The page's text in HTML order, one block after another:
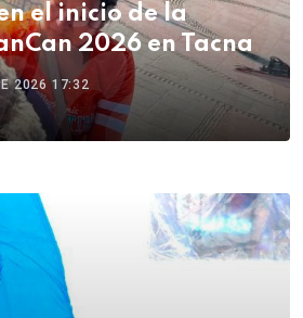
el inicio de la
2026 en Tacna
2026 17:32